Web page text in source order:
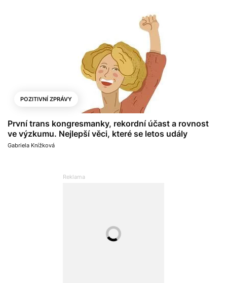
POZITIVNÍ ZPRÁVY
První trans kongresmanky, rekordní účast a rovnost
ve výzkumu. Nejlepší věci, které se letos udály
Gabriela Knížková